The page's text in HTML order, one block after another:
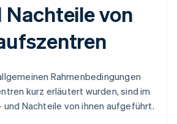
Nachteile von
Rahmenbedingungen
kurz erläutert wurden, sind im
und Nachteile von ihnen aufgeführt.